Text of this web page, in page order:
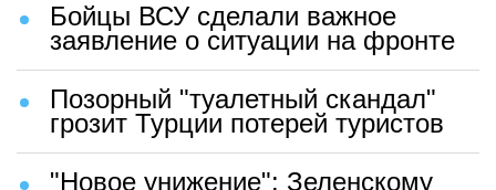
Бойцы ВСУ сделали важное
заявление о ситуации на фронте
Позорный "туалетный скандал"
грозит Турции потерей туристов
"Новое унижение": Зеленскому